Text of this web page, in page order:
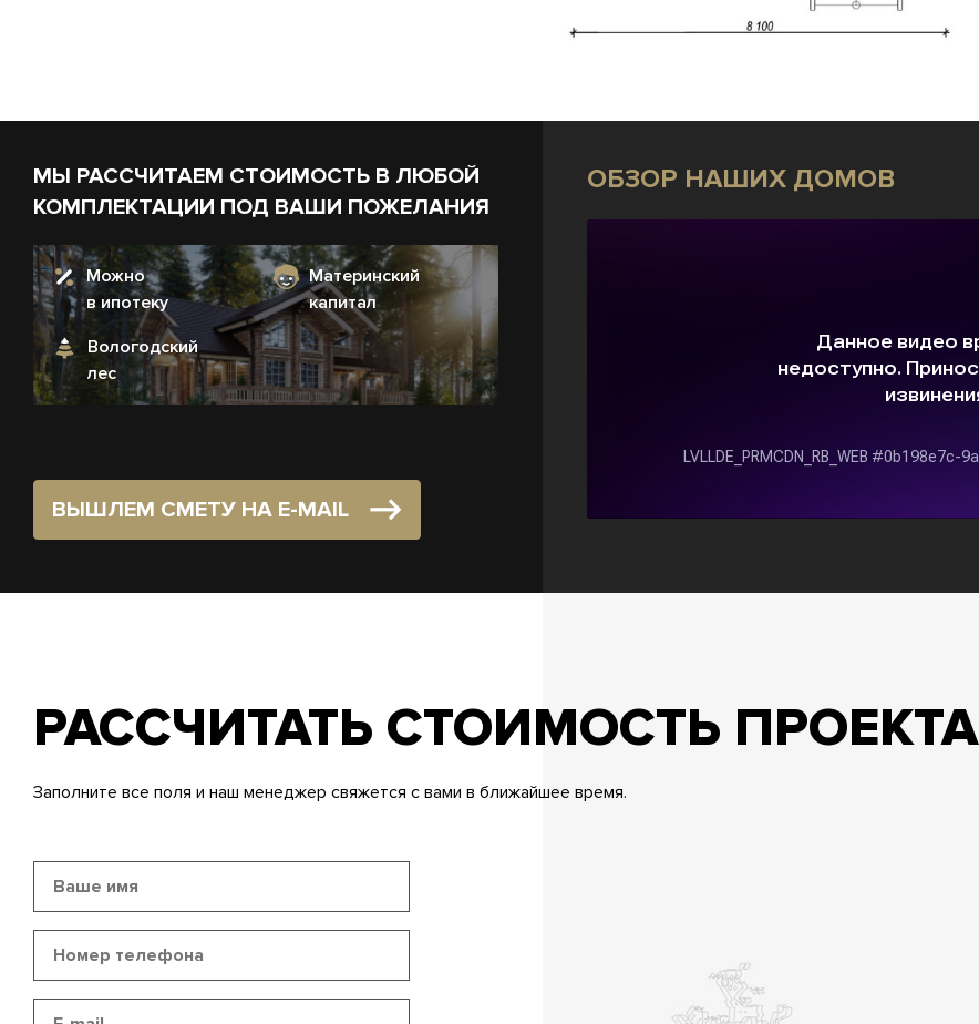
МЫ РАССЧИТАЕМ СТОИМОСТЬ В ЛЮБОЙ
КОМПЛЕКТАЦИИ ПОД ВАШИ ПОЖЕЛАНИЯ
Можно
в ипотеку
Материнский
капитал
Вологодский
лес
ВЫШЛЕМ СМЕТУ НА E-MAIL
ОБЗОР НАШИХ ДОМОВ
РАССЧИТАТЬ СТОИМОСТЬ ПРОЕКТА
Заполните все поля и наш менеджер свяжется с вами в ближайшее время.